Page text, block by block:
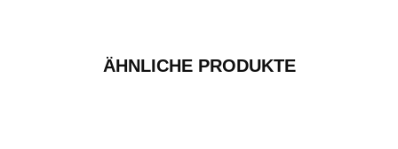
ÄHNLICHE PRODUKTE